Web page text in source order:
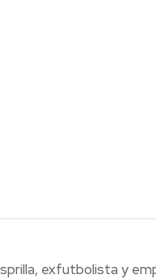
exfutbolista y